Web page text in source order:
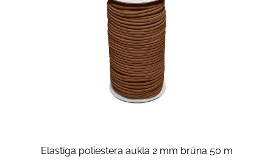
Elastīga poliestera aukla 2 mm brūna 50 m